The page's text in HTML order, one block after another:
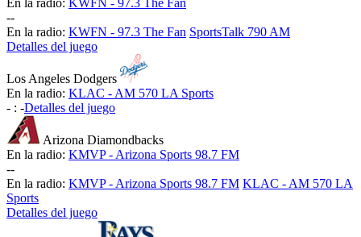
En la radio: KWFN - 97.3 The Fan
--
En la radio: KWFN - 97.3 The Fan SportsTalk 790 AM
Detalles del juego
Los Angeles Dodgers
En la radio: KLAC - AM 570 LA Sports
- : -Detalles del juego
Arizona Diamondbacks
En la radio: KMVP - Arizona Sports 98.7 FM
--
En la radio: KMVP - Arizona Sports 98.7 FM KLAC - AM 570 LA
Sports
Detalles del juego